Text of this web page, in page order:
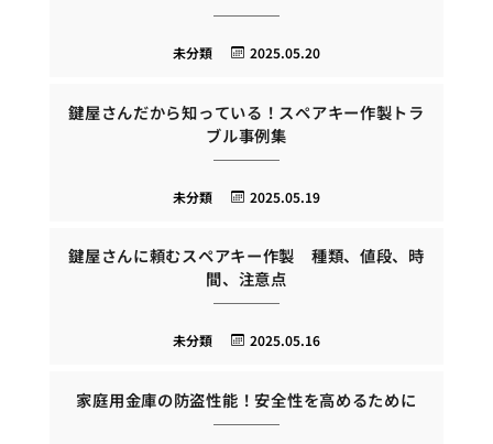
2025.05.20
未分類
鍵屋さんだから知っている！スペアキー作製トラ
ブル事例集
2025.05.19
未分類
鍵屋さんに頼むスペアキー作製 種類、値段、時
間、注意点
2025.05.16
未分類
家庭用金庫の防盗性能！安全性を高めるために